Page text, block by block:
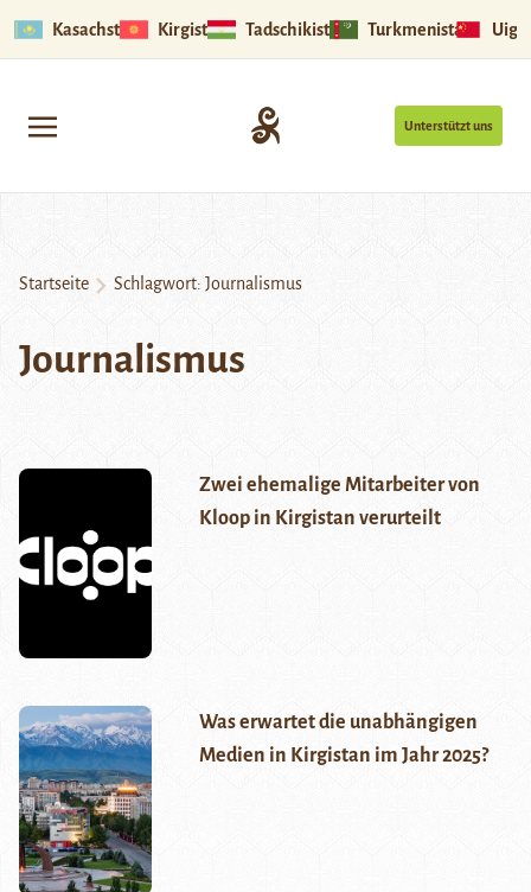
Kasachstan Kirgistan Tadschikistan Turkmenistan
Unterstützt uns
Startseite Schlagwort: Journalismus
Journalismus
Zwei ehemalige Mitarbeiter von
Kloop in Kirgistan verurteilt
Was erwartet die unabhängigen
Medien in Kirgistan im Jahr 2025?